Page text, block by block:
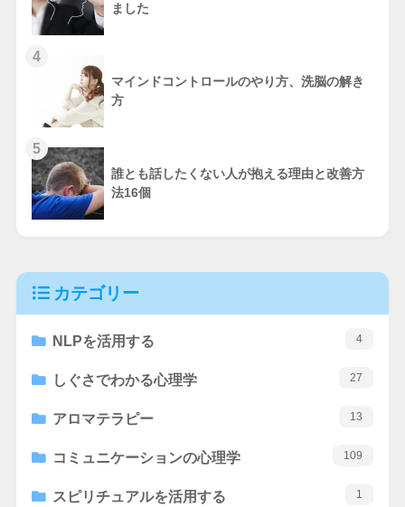
ました
4
マインドコントロールのやり方、洗脳の解き
方
5
誰とも話したくない人が抱える理由と改善方
法16個
カテゴリー
NLPを活用する 4
しぐさでわかる心理学 27
アロマテラピー 13
コミュニケーションの心理学 109
スピリチュアルを活用する 1